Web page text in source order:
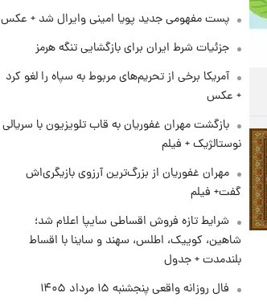
پست مفهومی جدید پویا امینی وایرال شد + عکس
جزئیات شرط ایران برای بازگشایی تنگه هرمز
آمریکا برخی از تحریم‌های مربوط به سپاه را لغو کرد
+ عکس
بازگشت مهران غفوریان به قاب تلویزیون با سریالی
نوستالژیک + فیلم
مهران غفوریان از بزرگ‌ترین آرزوی بازیگری‌اش
گفت+ فیلم
شرایط تازه فروش اقساطی سایپا اعلام شد؛
شاهین، کوییک، اطلس، سهند و ساینا با اقساط
بلندمدت + جدول
فال روزانه واقعی پنجشنبه ۱۵ مرداد ۱۴۰۵